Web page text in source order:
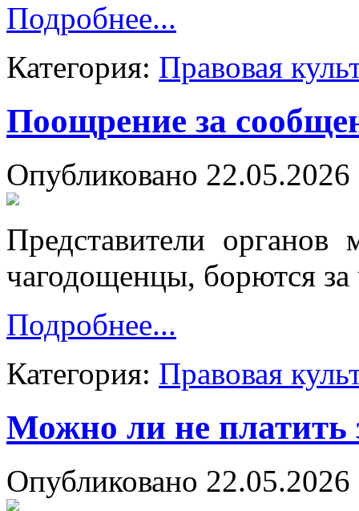
Подробнее...
Категория: Правовая
Поощрение за
Опубликовано
Представители
чагодощенцы, борются за
Подробнее...
Категория: Правовая
Можно ли не платить
Опубликовано